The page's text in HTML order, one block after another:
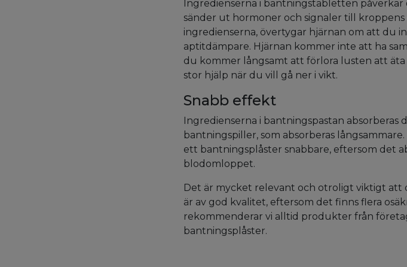
Ingredienserna i bantningstabletten
sänder ut hormoner och signaler till kroppens
ingredienserna, övertygar hjärnan om att du
aptitdämpare. Hjärnan kommer inte att ha
du kommer långsamt att förlora lusten att
stor hjälp när du vill gå ner i vikt.
Snabb effekt
Ingredienserna i bantningspastan absorberas
bantningspiller, som absorberas
ett bantningsplåster snabbare, eftersom det
blodomloppet.
Det är mycket relevant och otroligt viktigt
är av god kvalitet, eftersom det finns flera
rekommenderar vi alltid produkter från
bantningsplåster.